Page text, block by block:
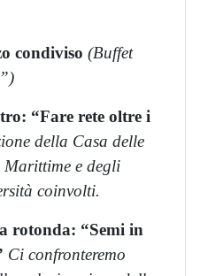
condiviso (Buffet
“Fare rete oltre i
della Casa delle
Marittime e degli
coinvolti.
rotonda: “Semi in
Ci confronteremo